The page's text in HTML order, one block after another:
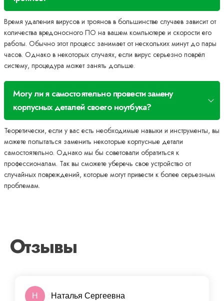
Время удаления вирусов и троянов в большинстве случаев зависит от
количества вредоносного ПО на вашем компьютере и скорости его
работы. Обычно этот процесс занимает от нескольких минут до пары
часов. Однако в некоторых случаях, если вирус серьезно поврёл
систему, процедура может занять дольше.
Могу ли я самостоятельно провести замену
корпусных деталей своего ноутбука?
Теоретически, если у вас есть необходимые навыки и инструменты, вы
можете попытаться заменить некоторые корпусные детали
самостоятельно. Однако мы бы советовали обратиться к
профессионалам. Так вы сможете уберечь свое устройство от
случайных повреждений, которые могут привести к более серьезным
проблемам.
Отзывы
Н Наталья Сергеевна